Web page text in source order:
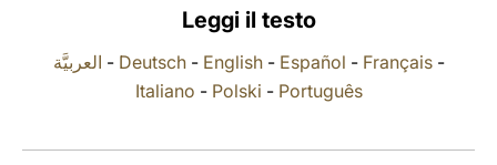
Leggi il testo
العربيَّة - Deutsch- English- Español - Français-
Italiano - Polski - Português